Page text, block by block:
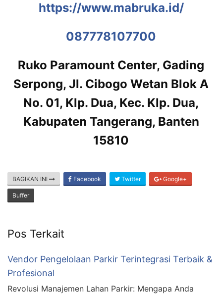
https://www.mabruka.id/
087778107700
Ruko Paramount Center, Gading
Serpong, Jl. Cibogo Wetan Blok A
No. 01, Klp. Dua, Kec. Klp. Dua,
Kabupaten Tangerang, Banten
15810
BAGIKAN INI Facebook Twitter Google+
Buffer
Pos Terkait
Vendor Pengelolaan Parkir Terintegrasi Terbaik &
Profesional
Revolusi Manajemen Lahan Parkir: Mengapa Anda